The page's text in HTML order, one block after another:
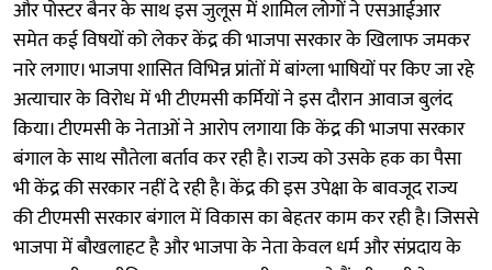
और पोस्टर बैनर के साथ इस जुलूस में शामिल लोगों ने एसआईआर
समेत कई विषयों को लेकर केंद्र की भाजपा सरकार के खिलाफ जमकर
नारे लगाए। भाजपा शासित विभिन्न प्रांतों में बांग्ला भाषियों पर किए जा रहे
अत्याचार के विरोध में भी टीएमसी कर्मियों ने इस दौरान आवाज बुलंद
किया। टीएमसी के नेताओं ने आरोप लगाया कि केंद्र की भाजपा सरकार
बंगाल के साथ सौतेला बर्ताव कर रही है। राज्य को उसके हक का पैसा
भी केंद्र की सरकार नहीं दे रही है। केंद्र की इस उपेक्षा के बावजूद राज्य
की टीएमसी सरकार बंगाल में विकास का बेहतर काम कर रही है। जिससे
भाजपा में बौखलाहट है और भाजपा के नेता केवल धर्म और संप्रदाय के